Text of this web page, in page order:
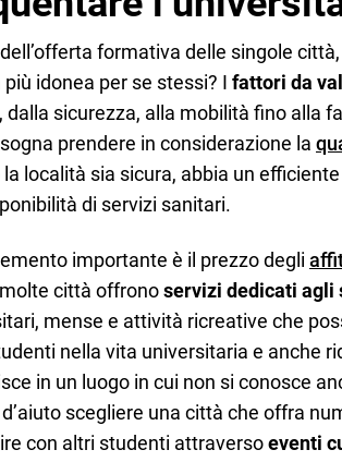
formativa delle singole
più idonea per se stessi? I fattori da
dalla sicurezza, alla mobilità fino alla
prendere in considerazione la
località sia sicura, abbia un
di servizi sanitari.
importante è il prezzo degli
città offronoservizi dedicati agli
mense e attività ricreative che
nella vita universitaria e anche
in un luogo in cui non si conosce
scegliere una città che offra
con altri studenti attraversoeventi